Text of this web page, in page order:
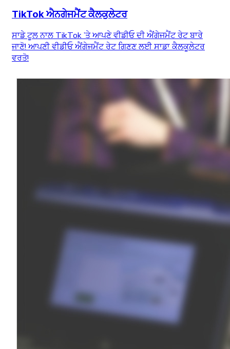
TikTok ਐਨਗੇਜਮੈਂਟ ਕੈਲਕੁਲੇਟਰ
ਸਾਡੇ ਟੂਲ ਨਾਲ TikTok ’ਤੇ ਆਪਣੇ ਵੀਡੀਓ ਦੀ ਐਂਗੇਜਮੈਂਟ ਰੇਟ ਬਾਰੇ
ਜਾਣੋ! ਆਪਣੀ ਵੀਡੀਓ ਐਂਗੇਜਮੈਂਟ ਰੇਟ ਗਿਣਣ ਲਈ ਸਾਡਾ ਕੈਲਕੂਲੇਟਰ
ਵਰਤੋ!